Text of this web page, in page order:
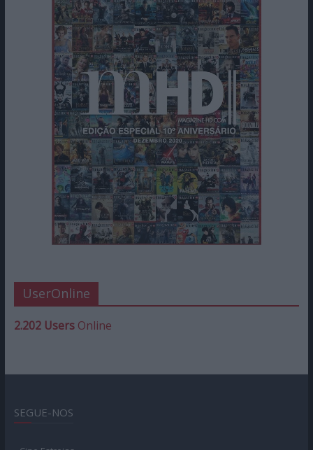
UserOnline
2.202 UsersOnline
SEGUE-NOS